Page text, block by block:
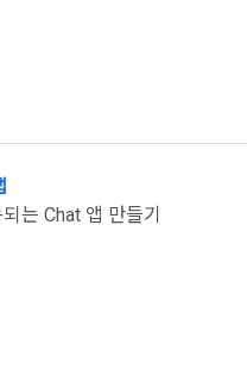
는 Chat 앱 만들기